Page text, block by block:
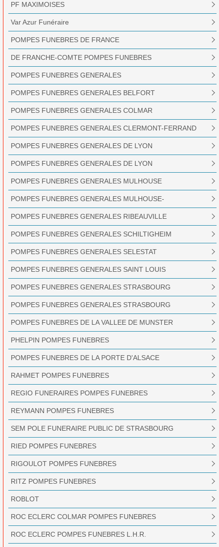
PF MAXIMOISES
Var Azur Funéraire
POMPES FUNEBRES DE FRANCE
DE FRANCHE-COMTE POMPES FUNEBRES
POMPES FUNEBRES GENERALES
POMPES FUNEBRES GENERALES BELFORT
POMPES FUNEBRES GENERALES COLMAR
POMPES FUNEBRES GENERALES CLERMONT-FERRAND
POMPES FUNEBRES GENERALES DE LYON
POMPES FUNEBRES GENERALES DE LYON
POMPES FUNEBRES GENERALES MULHOUSE
POMPES FUNEBRES GENERALES MULHOUSE-
POMPES FUNEBRES GENERALES RIBEAUVILLE
POMPES FUNEBRES GENERALES SCHILTIGHEIM
POMPES FUNEBRES GENERALES SELESTAT
POMPES FUNEBRES GENERALES SAINT LOUIS
POMPES FUNEBRES GENERALES STRASBOURG
POMPES FUNEBRES GENERALES STRASBOURG
POMPES FUNEBRES DE LA VALLEE DE MUNSTER
PHELPIN POMPES FUNEBRES
POMPES FUNEBRES DE LA PORTE D'ALSACE
RAHMET POMPES FUNEBRES
REGIO FUNERAIRES POMPES FUNEBRES
REYMANN POMPES FUNEBRES
SEM POLE FUNERAIRE PUBLIC DE STRASBOURG
RIED POMPES FUNEBRES
RIGOULOT POMPES FUNEBRES
RITZ POMPES FUNEBRES
ROBLOT
ROC ECLERC COLMAR POMPES FUNEBRES
ROC ECLERC POMPES FUNEBRES L.H.R.